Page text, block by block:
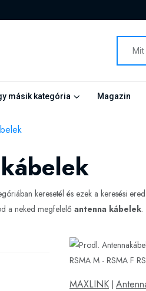
másik kategória Magazin
keresetél és ezek a keresési
a neked megfelelő antenna kábelek.
MAXLINK